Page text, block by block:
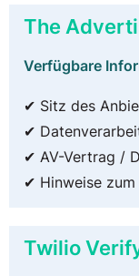
The
Verfügbare
✔ Sitz des
✔
✔ AV-Vertrag /
✔ Hinweise
Twilio